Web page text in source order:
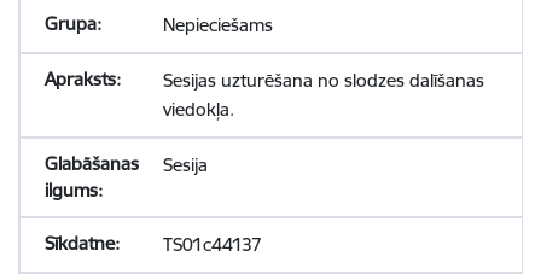
Nepieciešams
Sesijas uzturēšana no slodzes dalīšanas
viedokļa.
Sesija
TS01c44137